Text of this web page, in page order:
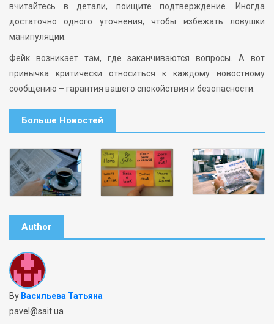
вчитайтесь в детали, поищите подтверждение. Иногда
достаточно одного уточнения, чтобы избежать ловушки
манипуляции.
Фейк возникает там, где заканчиваются вопросы. А вот
привычка критически относиться к каждому новостному
сообщению – гарантия вашего спокойствия и безопасности.
Больше Новостей
Author
By Васильева Татьяна
pavel@sait.ua